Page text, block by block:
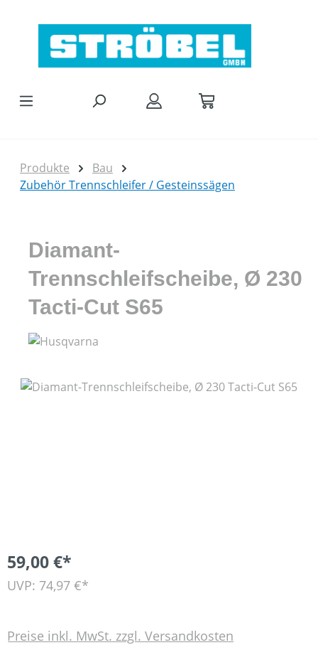
Produkte
Bau
Zubehör Trennschleifer / Gesteinssägen
Diamant-
Trennschleifscheibe, Ø 230
Tacti-Cut S65
Bildergalerie überspringen
59,00 €*
UVP: 74,97 €*
Preise inkl. MwSt. zzgl. Versandkosten